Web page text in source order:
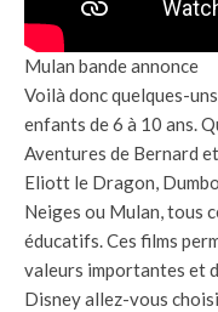
Mulan bande annonce
Voilà donc quelques-
enfants de 6 à 10 ans.
Aventures de Bernard
Eliott le Dragon,
Neiges ou Mulan, tous
éducatifs. Ces films
valeurs importantes et
Disney allez-vous